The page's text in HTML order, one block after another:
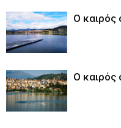
Ο καιρός
Ο